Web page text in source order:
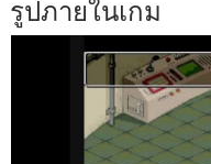
รูปภายในเกม